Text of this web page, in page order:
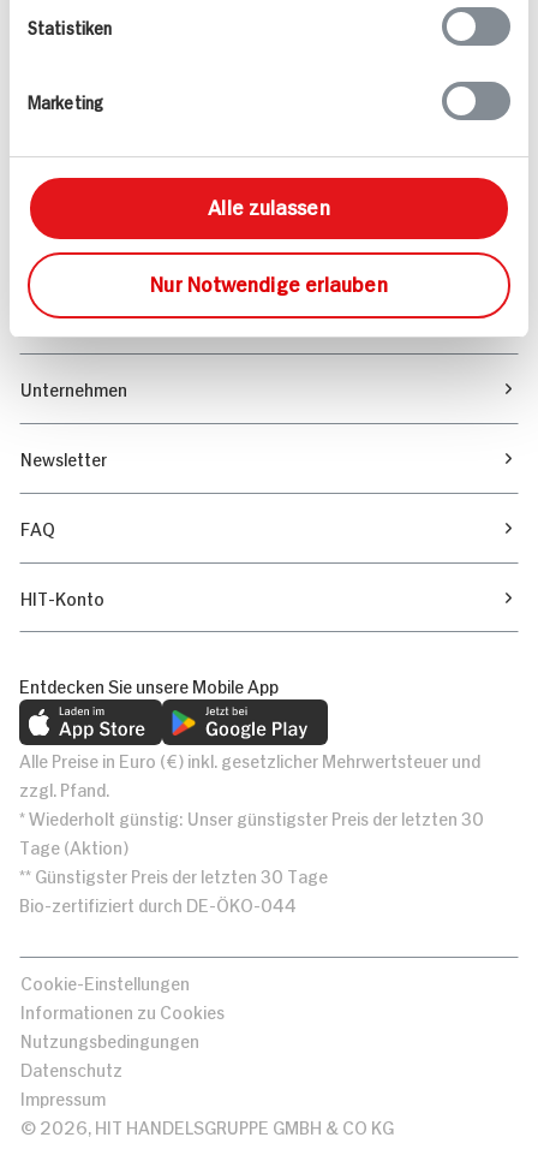
Statistiken
Marketing
Alle zulassen
Nur Notwendige erlauben
Rezepte
Sortiment
Marktfinder
Unser Magazin
Verantwortung & Nachhaltigkeit
Unternehmen
Newsletter
FAQ
HIT-Konto
Entdecken Sie unsere Mobile App
Alle Preise in Euro (€) inkl. gesetzlicher Mehrwertsteuer und
zzgl. Pfand.
* Wiederholt günstig: Unser günstigster Preis der letzten 30
Tage (Aktion)
** Günstigster Preis der letzten 30 Tage
Bio-zertifiziert durch DE-ÖKO-044
Cookie-Einstellungen
Informationen zu Cookies
Nutzungsbedingungen
Datenschutz
Impressum
© 2026, HIT HANDELSGRUPPE GMBH & CO KG